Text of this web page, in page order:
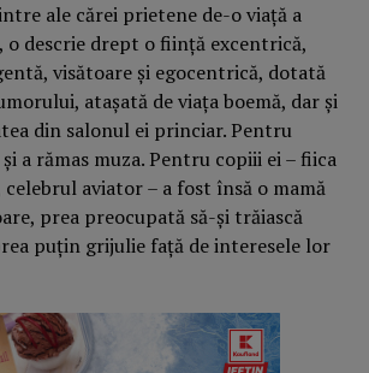
ale cărei prietene de-o viaţă a
o descrie drept o fiinţă excentrică,
visătoare şi egocentrică, dotată
ataşată de viaţa boemă, dar şi
din salonul ei princiar. Pentru
a rămas muza. Pentru copiii ei – fiica
aviator – a fost însă o mamă
prea preocupată să-şi trăiască
puţin grijulie faţă de interesele lor